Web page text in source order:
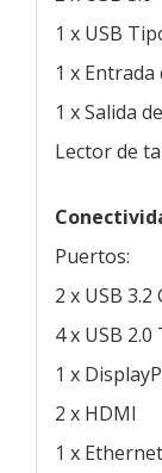
1 x USB
1 x
1 x Salida
Lector de
Puertos:
2 x USB
4 x USB 2.0
1 x
2 x HDMI
1 x